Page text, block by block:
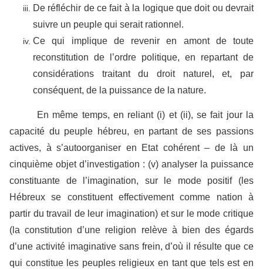
De réfléchir de ce fait à la logique que doit ou devrait
suivre un peuple qui serait rationnel.
Ce qui implique de revenir en amont de toute
reconstitution de l’ordre politique, en repartant de
considérations traitant du droit naturel, et, par
conséquent, de la puissance de la nature.
En même temps, en reliant (i) et (ii), se fait jour la
capacité du peuple hébreu, en partant de ses passions
actives, à s’autoorganiser en Etat cohérent – de là un
cinquième objet d’investigation : (v) analyser la puissance
constituante de l’imagination, sur le mode positif (les
Hébreux se constituent effectivement comme nation à
partir du travail de leur imagination) et sur le mode critique
(la constitution d’une religion relève à bien des égards
d’une activité imaginative sans frein, d’où il résulte que ce
qui constitue les peuples religieux en tant que tels est en